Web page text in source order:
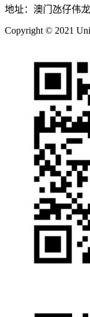
地址：澳门氹仔伟
Copyright © 2021